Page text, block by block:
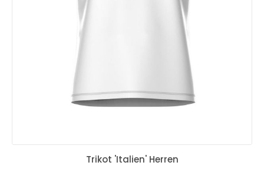
Trikot 'Italien' Herren